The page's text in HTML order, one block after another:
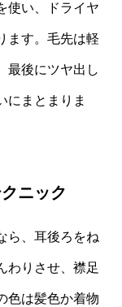
使い、ドライヤ
ます。毛先は軽
最後にツヤ出し
にまとまりま
ニック
ら、耳後ろをね
わりさせ、襟足
色は髪色か着物